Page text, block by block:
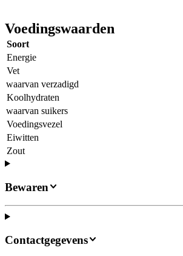
Voedingswaarden
Soort
Energie
Vet
waarvan verzadigd
Koolhydraten
waarvan suikers
Voedingsvezel
Eiwitten
Zout
Bewaren
Contactgegevens